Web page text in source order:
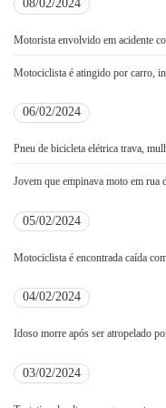
08/02/2024
Motorista envolvido em acidente
Motociclista é atingido por carro,
06/02/2024
Pneu de bicicleta elétrica trava,
Jovem que empinava moto em rua
05/02/2024
Motociclista é encontrada caída
04/02/2024
Idoso morre após ser atropelado
03/02/2024